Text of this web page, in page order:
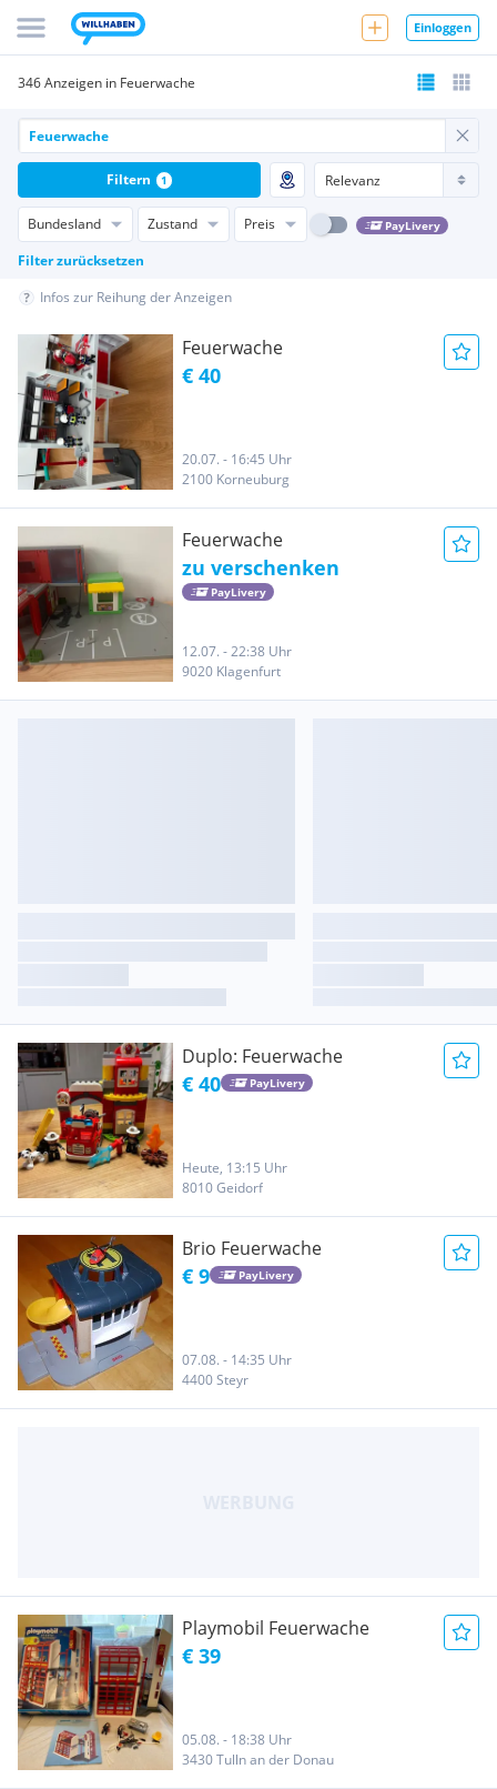
Einloggen
346 Anzeigen in Feuerwache
Bundesland Zustand Preis PayLivery
Filter zurücksetzen
Filtern 1
Infos zur Reihung der Anzeigen
Feuerwache
€ 40
20.07. - 16:45 Uhr
2100 Korneuburg
Feuerwache
zu verschenken
PayLivery
12.07. - 22:38 Uhr
9020 Klagenfurt
Duplo: Feuerwache
€ 40 PayLivery
Heute, 13:15 Uhr
8010 Geidorf
Brio Feuerwache
€ 9 PayLivery
07.08. - 14:35 Uhr
4400 Steyr
Playmobil Feuerwache
€ 39
05.08. - 18:38 Uhr
3430 Tulln an der Donau